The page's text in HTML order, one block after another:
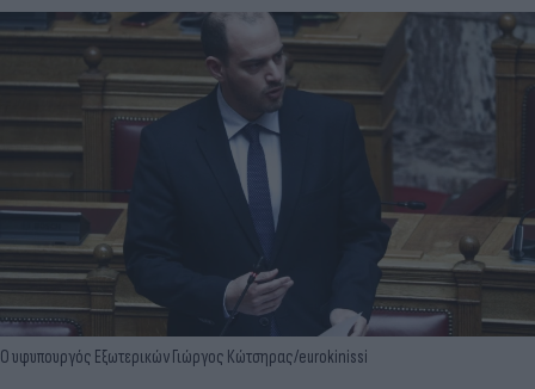
Ο υφυπουργός Εξωτερικών Γιώργος Κώτσηρας/eurokinissi